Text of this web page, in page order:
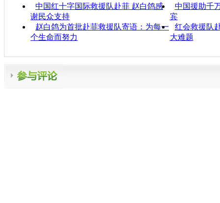
中国红十字国际救援队赴菲 赵白鸽感
谢民众支持
中国援助千
宾
赵白鸽为首批赴菲救援队寄语：为每一
个生命而努力
红会救援队
大难题